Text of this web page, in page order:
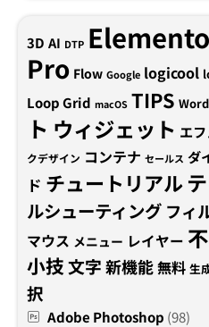
3D AI DTP
Pro Flow Google logicool
Loop Grid macOS TIPS
ト ウィジェット エ
クデザイン コンテナ セールス ダ
ド チュートリアル
ルシューティング フィ
マウス メニュー レイヤー
小技文字新機能無料 生
択
Adobe Photoshop (98)